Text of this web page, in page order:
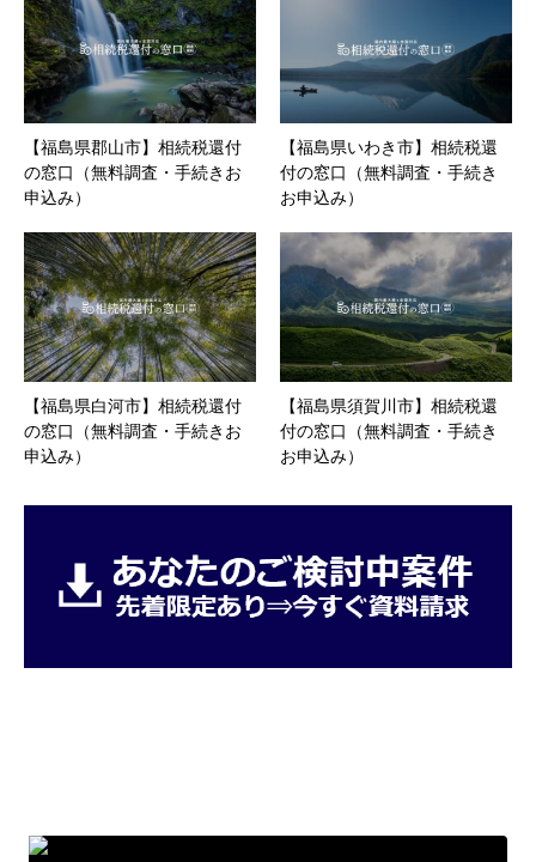
【福島県郡山市】相続税還付
の窓口（無料調査・手続きお
申込み）
【福島県いわき市】相続税還
付の窓口（無料調査・手続き
お申込み）
【福島県白河市】相続税還付
の窓口（無料調査・手続きお
申込み）
【福島県須賀川市】相続税還
付の窓口（無料調査・手続き
お申込み）